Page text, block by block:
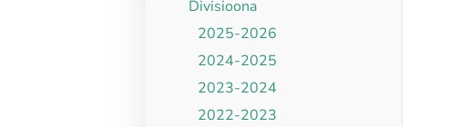
Divisioona
2025-2026
2024-2025
2023-2024
2022-2023